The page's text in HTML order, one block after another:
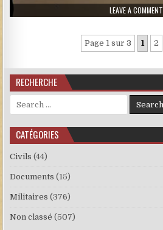
LEAVE A COMMENT
Page 1 sur 3 1 2
RECHERCHE
Search for:
CATÉGORIES
Civils (44)
Documents (15)
Militaires (376)
Non classé (507)